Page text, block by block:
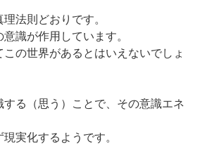
法則どおりです。
識が作用しています。
の世界があるとはいえないでしょ
する（思う）ことで、その意識エネ
実化するようです。